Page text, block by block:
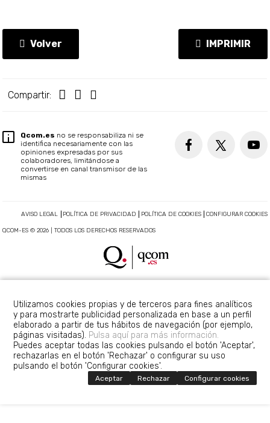
Volver IMPRIMIR
Compartir:
Qcom.es no se responsabiliza ni se
identifica necesariamente con las
opiniones expresadas por sus
colaboradores, limitándose a
convertirse en canal transmisor de las
mismas
AVISO LEGAL POLÍTICA DE PRIVACIDAD POLÍTICA DE COOKIES CONFIGURAR COOKIES
QCOM-ES © 2026 | TODOS LOS DERECHOS RESERVADOS
Utilizamos cookies propias y de terceros para fines analíticos
y para mostrarte publicidad personalizada en base a un perfil
elaborado a partir de tus hábitos de navegación (por ejemplo,
páginas visitadas). Pulsa aquí para más información.
Puedes aceptar todas las cookies pulsando el botón 'Aceptar',
rechazarlas en el botón 'Rechazar' o configurar su uso
pulsando el botón 'Configurar cookies'.
Aceptar Rechazar Configurar cookies